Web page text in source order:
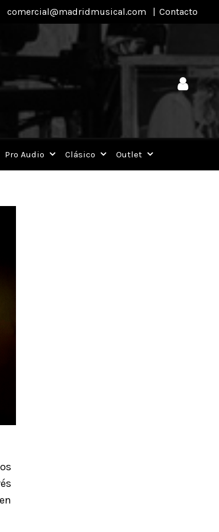
comercial@madridmusical.com | Contacto
Pro Audio Clásico Outlet